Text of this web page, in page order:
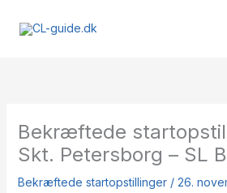
Bekræftede
Skt. Petersborg – SL
Bekræftede startopstillinger/ 26.